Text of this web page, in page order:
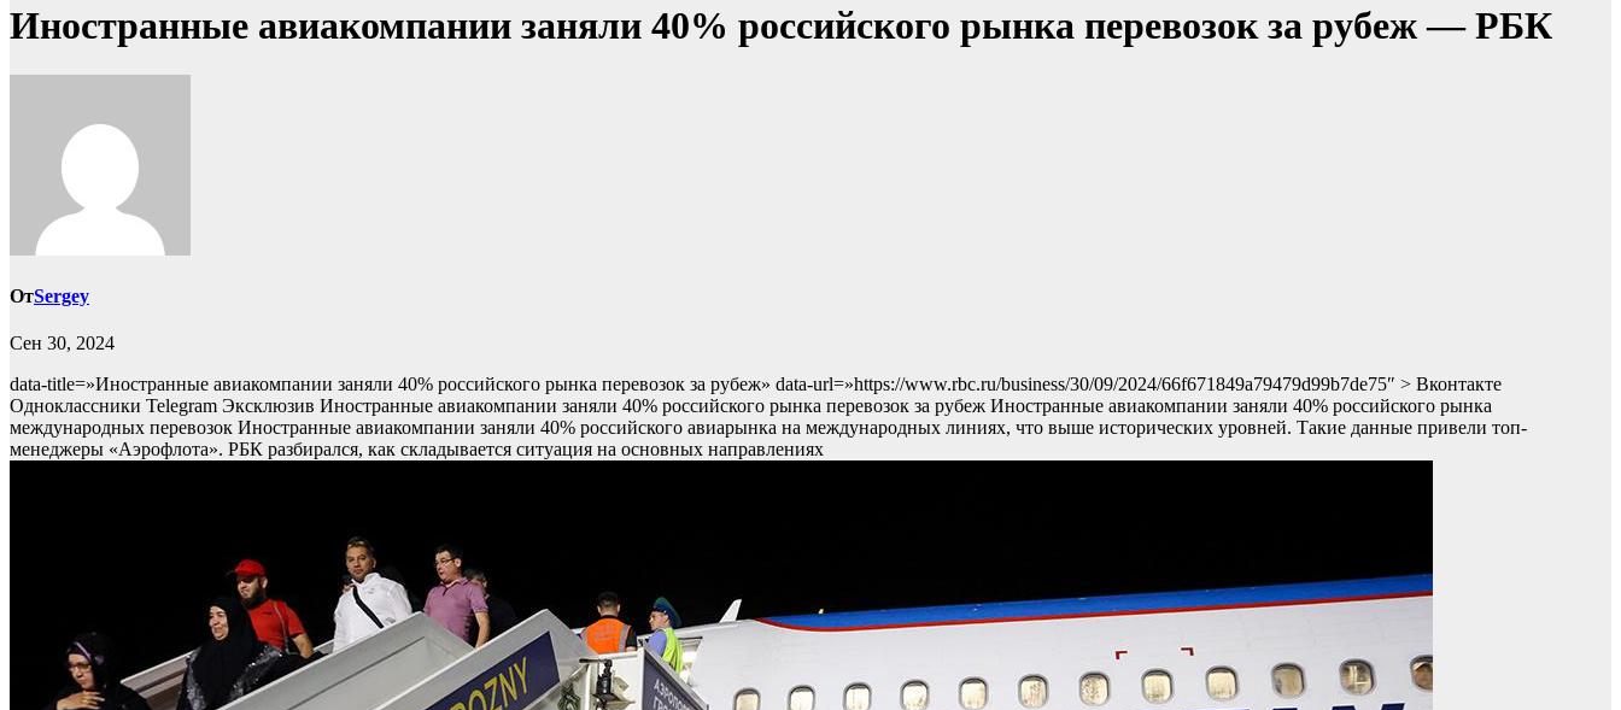
Иностранные авиакомпании заняли 40% российского рынка перевозок за рубеж — РБК
ОтSergey
Сен 30, 2024
data-title=»Иностранные авиакомпании заняли 40% российского рынка перевозок за рубеж» data-url=»https://www.rbc.ru/business/30/09/2024/66f671849a79479d99b7de75″ > Вконтакте
Одноклассники Telegram Эксклюзив Иностранные авиакомпании заняли 40% российского рынка перевозок за рубеж Иностранные авиакомпании заняли 40% российского рынка
международных перевозок Иностранные авиакомпании заняли 40% российского авиарынка на международных линиях, что выше исторических уровней. Такие данные привели топ-
менеджеры «Аэрофлота». РБК разбирался, как складывается ситуация на основных направлениях